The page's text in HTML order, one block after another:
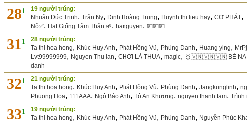
281
19 người trúng:
Nhuận Đức Trinh, Trần Ny, Đinh Hoàng Trung, Huynh thi lieu hay, CƠ PHÁT,
Nổ✅, Hạt Giống Tâm Thần 🌱, hanguyen, 💵💵💵
311
28 người trúng:
Ta thi hoa hong, Khúc Huy Anh, Phát Hồng Vũ, Phùng Danh, Huang ying,
Lvt99999999, Nguyen Thu lan, CHƠI LÀ THUA, magic, 🥇🇻🇳🇻🇳🇻🇳 BÉ
danh
321
21 người trúng:
Ta thi hoa hong, Khúc Huy Anh, Phát Hồng Vũ, Phùng Danh, Jangkunglinh,
Phuong Hoa, 111AAA, Ngô Bảo Anh, Tô An Khương, nguyen thanh tam, Trình
331
19 người trúng:
Ta thi hoa hong, Khúc Huy Anh, Phát Hồng Vũ, Phùng Danh, Nguyễn Phúc